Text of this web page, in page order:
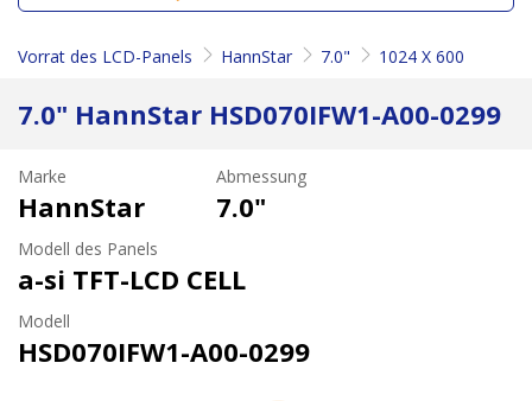
Vorrat des LCD-Panels HannStar 7.0" 1024 X 600
7.0" HannStar HSD070IFW1-A00-0299
Marke
HannStar
Abmessung
7.0"
Modell des Panels
a-si TFT-LCD CELL
Modell
HSD070IFW1-A00-0299